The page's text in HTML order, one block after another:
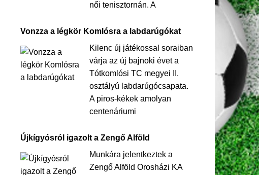
női tenisztornán. A
Vonzza a légkör Komlósra a labdarúgókat
Kilenc új játékossal soraiban
várja az új bajnoki évet a
Tótkomlósi TC megyei II.
osztályú labdarúgócsapata.
A piros-kékek amolyan
centenáriumi
Újkígyósról igazolt a Zengő Alföld
Munkára jelentkeztek a
Zengő Alföld Orosházi KA